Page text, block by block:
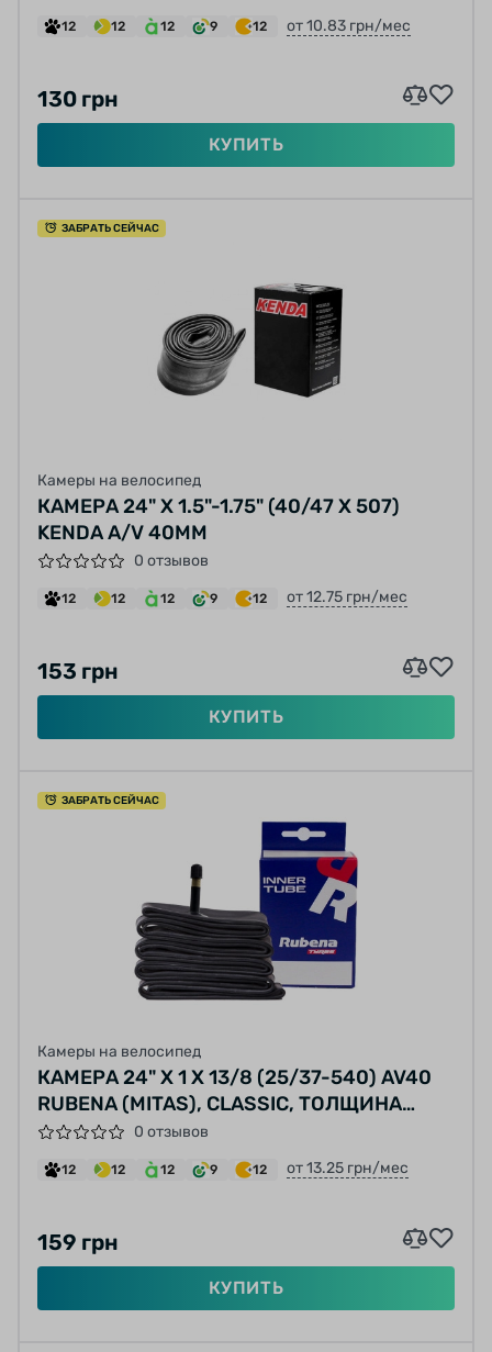
12 12 12 9 12 от 10.83 грн/мес
130 грн
КУПИТЬ
ЗАБРАТЬ СЕЙЧАС
Камеры на велосипед
КАМЕРА 24" X 1.5"-1.75" (40/47 X 507)
KENDA A/V 40MM
0 отзывов
12 12 12 9 12 от 12.75 грн/мес
153 грн
КУПИТЬ
ЗАБРАТЬ СЕЙЧАС
Камеры на велосипед
КАМЕРА 24" X 1 X 13/8 (25/37-540) AV40
RUBENA (MITAS), CLASSIC, ТОЛЩИНА
СТЕНКИ 0.9MM
0 отзывов
12 12 12 9 12 от 13.25 грн/мес
159 грн
КУПИТЬ